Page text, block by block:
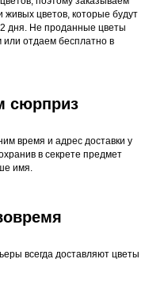
живых цветов, которые будут
дня. Не проданные цветы
отдаем бесплатно в
сюрприз
время и адрес доставки у
в секрете предмет
имя.
всегда доставляют цветы